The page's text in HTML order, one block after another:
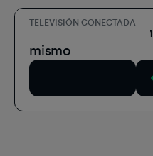
TELEVISIÓN CONECTADA
Tres formas de
mismo